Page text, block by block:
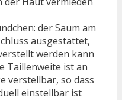
der Saum am
ausgestattet,
werden kann
Taillenweite ist an
verstellbar, so dass
einstellbar ist